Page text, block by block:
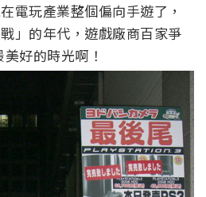
電玩產業整個偏向手遊了，
」的年代，遊戲廠商百家爭
好的時光啊！